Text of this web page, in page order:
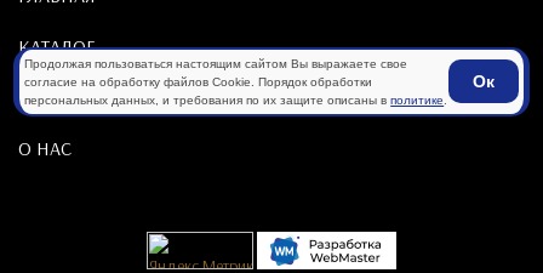
КАТАЛОГ
ПОКУПАТЕЛЯМ
О НАС
Продолжая пользоваться настоящим сайтом Вы выражаете свое
согласие на обработку файлов Cookie. Порядок обработки
персональных данных, и требования по их защите описаны вполитике
Ок